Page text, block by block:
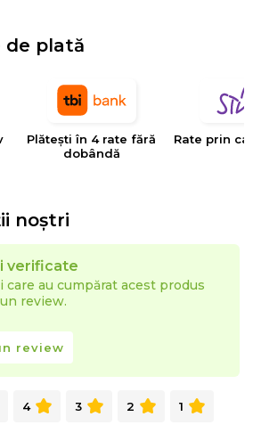
din tricot de calitate, moale la
o ventilatie optima.
din arcurile impachetate
este sistemul preferat de
hoteliera, o tehnologie ce ofera
de confort in timpul somnului.
independent la presiunea
mulandu-se astfel perfect
celelalte arcuri
de plată
Plătești în 4 rate fără
dobândă
Rate prin
noștri
verificate
care au cumpărat acest produs
review.
review
4 3 2 1